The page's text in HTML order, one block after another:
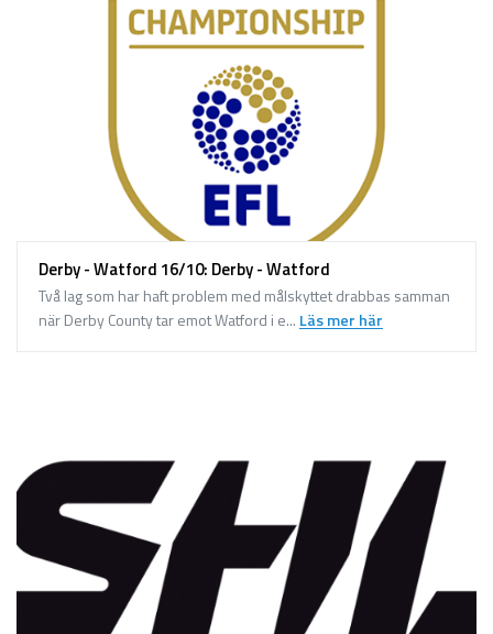
Derby - Watford 16/10: Derby - Watford
Två lag som har haft problem med målskyttet drabbas samman
när Derby County tar emot Watford i e... Läs mer här